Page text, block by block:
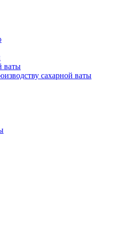
ваты
сахарной ваты